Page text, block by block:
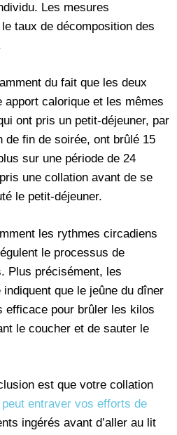
Les mesures
taux de décomposition des
du fait que les deux
apport calorique et les mêmes
ont pris un petit-déjeuner, par
de fin de soirée, ont brûlé 15
sur une période de 24
une collation avant de se
le petit-déjeuner.
les rythmes circadiens
le processus de
Plus précisément, les
que le jeûne du dîner
efficace pour brûler les kilos
le coucher et de sauter le
est que votre collation
peut entraver vos efforts de
ingérés avant d’aller au lit